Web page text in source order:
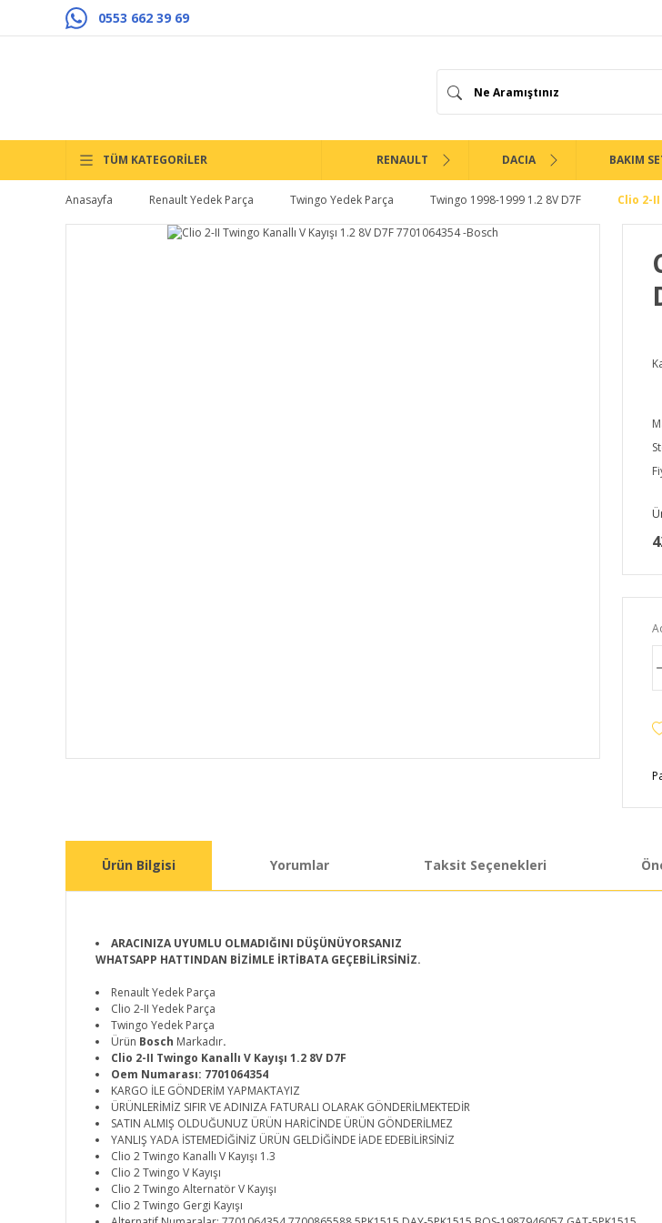
0553 662 39 69
TÜM KATEGORİLER RENAULT DACIA BAKIM
Anasayfa Renault Yedek Parça Twingo Yedek Parça Twingo 1998-1999 1.2 8V D7F Clio 2-II
Ürün Bilgisi Yorumlar Taksit Seçenekleri
ARACINIZA UYUMLU OLMADIĞINI DÜŞÜNÜYORSANIZ
WHATSAPP HATTINDAN BİZİMLE İRTİBATA GEÇEBİLİRSİNİZ.
Renault Yedek Parça
Clio 2-II Yedek Parça
Twingo Yedek Parça
Ürün Bosch Markadır.
Clio 2-II Twingo Kanallı V Kayışı 1.2 8V D7F
Oem Numarası: 7701064354
KARGO İLE GÖNDERİM YAPMAKTAYIZ
ÜRÜNLERİMİZ SIFIR VE ADINIZA FATURALI OLARAK GÖNDERİLMEKTEDİR
SATIN ALMIŞ OLDUĞUNUZ ÜRÜN HARİCİNDE ÜRÜN GÖNDERİLMEZ
YANLIŞ YADA İSTEMEDİĞİNİZ ÜRÜN GELDİĞİNDE İADE EDEBİLİRSİNİZ
Clio 2 Twingo Kanallı V Kayışı 1.3
Clio 2 Twingo V Kayışı
Clio 2 Twingo Alternatör V Kayışı
Clio 2 Twingo Gergi Kayışı